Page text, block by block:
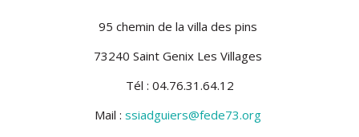
95 chemin de la villa des pins
73240 Saint Genix Les Villages
Tél : 04.76.31.64.12
Mail : ssiadguiers@fede73.org